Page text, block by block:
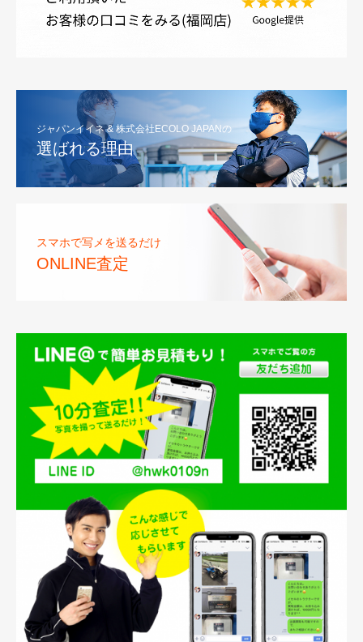
ジャパンイイネ & 株式会社ECOLO JAPANの
選ばれる理由
スマホで写メを送るだけ
ONLINE査定